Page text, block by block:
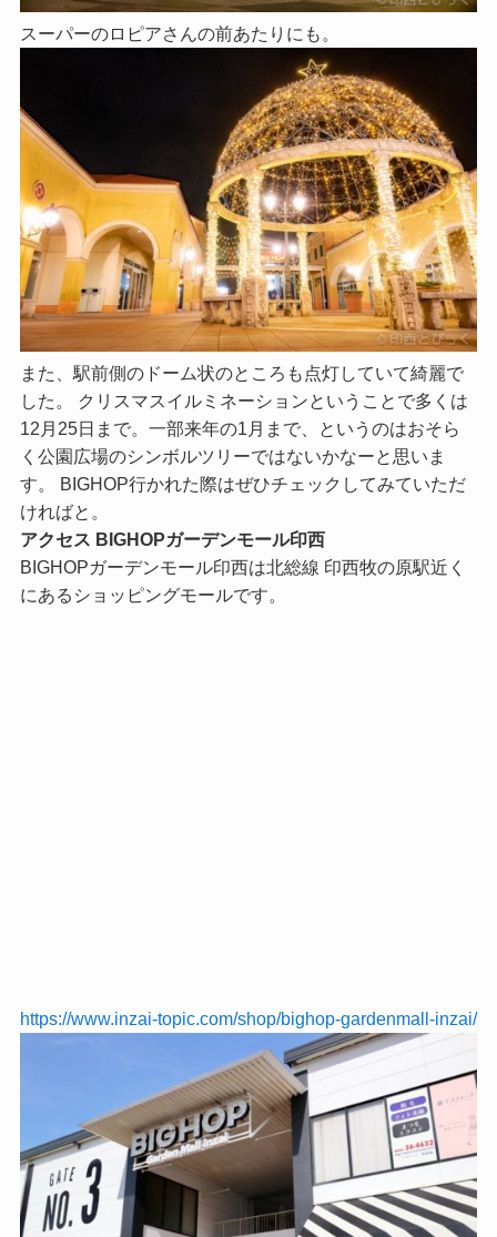
スーパーのロピアさんの前あたりにも。
また、駅前側のドーム状のところも点灯していて綺麗で
した。 クリスマスイルミネーションということで多くは
12月25日まで。一部来年の1月まで、というのはおそら
く公園広場のシンボルツリーではないかなーと思いま
す。 BIGHOP行かれた際はぜひチェックしてみていただ
ければと。
アクセス BIGHOPガーデンモール印西
BIGHOPガーデンモール印西は北総線 印西牧の原駅近く
にあるショッピングモールです。
https://www.inzai-topic.com/shop/bighop-gardenmall-inzai/